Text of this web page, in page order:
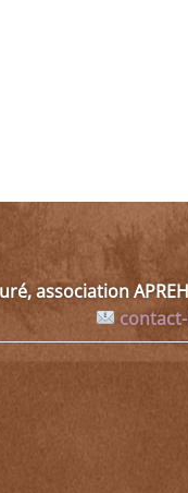
association